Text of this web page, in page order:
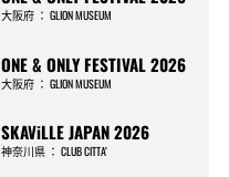
大阪府 ：GLION MUSEUM
ONE & ONLY FESTIVAL 2026
大阪府 ：GLION MUSEUM
SKAViLLE JAPAN 2026
神奈川県 ：CLUB CITTA’